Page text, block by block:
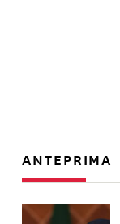
ANTEPRIMA